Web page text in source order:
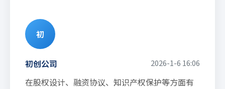
初
初创公司 2026-1-6 16:06
在股权设计、融资协议、知识产权保护等方面有